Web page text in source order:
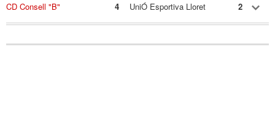
CD Consell "B" 4 UniÓ Esportiva Lloret 2